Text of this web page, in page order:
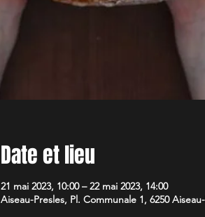
Date et lieu
21 mai 2023, 10:00 – 22 mai 2023, 14:00
Aiseau-Presles, Pl. Communale 1, 6250